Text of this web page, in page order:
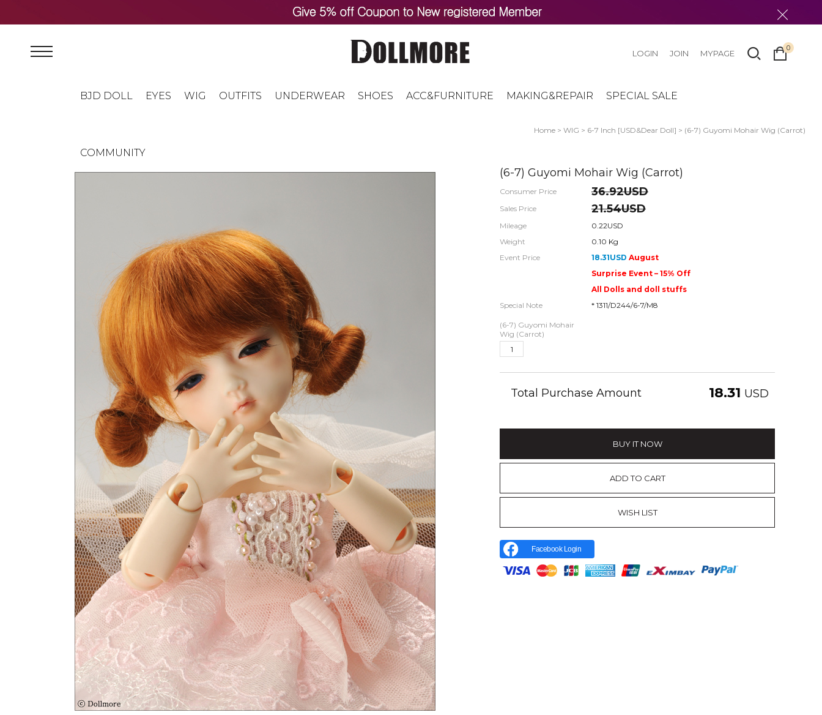
BJD DOLL EYES WIG OUTFITS UNDERWEAR SHOES ACC&FURNITURE MAKING&REPAIR SPECIAL SALE
COMMUNITY
LOGIN JOIN MYPAGE
0
Home > WIG > 6-7 Inch [USD&Dear Doll] > (6-7) Guyomi Mohair Wig (Carrot)
(6-7) Guyomi Mohair Wig (Carrot)
Consumer Price 36.92USD
Sales Price 21.54USD
Mileage
0.22USD
Weight
0.10 Kg
Event Price
18.31USD August
Surprise Event – 15% Off
All Dolls and doll stuffs
Special Note
* 1311/D244/6-7/M8
(6-7) Guyomi Mohair
Wig (Carrot)
Total Purchase Amount 18.31 USD
BUY IT NOW
ADD TO CART
WISH LIST
Facebook Login